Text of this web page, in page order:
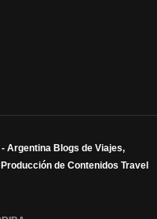
Argentina Blogs de Viajes,
de Contenidos Travel